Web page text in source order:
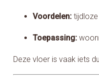
Voordelen:tijdloze
Toepassing:
Deze vloer is vaak iets